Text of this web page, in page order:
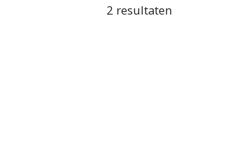
zijn er te vinden in alle
kleur die het beste bij jouw
2 resultaten